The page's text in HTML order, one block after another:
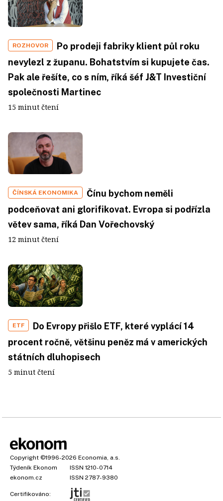
ROZHOVOR
Po prodeji fabriky klient půl roku
nevylezl z županu. Bohatstvím si kupujete čas.
Pak ale řešíte, co s ním, říká šéf J&T Investiční
společnosti Martinec
15 minut čtení
ČÍNSKÁ EKONOMIKA
Čínu bychom neměli
podceňovat ani glorifikovat. Evropa si podřízla
větev sama, říká Dan Vořechovský
12 minut čtení
ETF
Do Evropy přišlo ETF, které vyplácí 14
procent ročně, většinu peněz má v amerických
státních dluhopisech
5 minut čtení
Copyright ©1996-2026 Economia, a.s.
Týdeník Ekonom
ISSN 1210-0714
ekonom.cz
ISSN 2787-9380
Certifikováno: